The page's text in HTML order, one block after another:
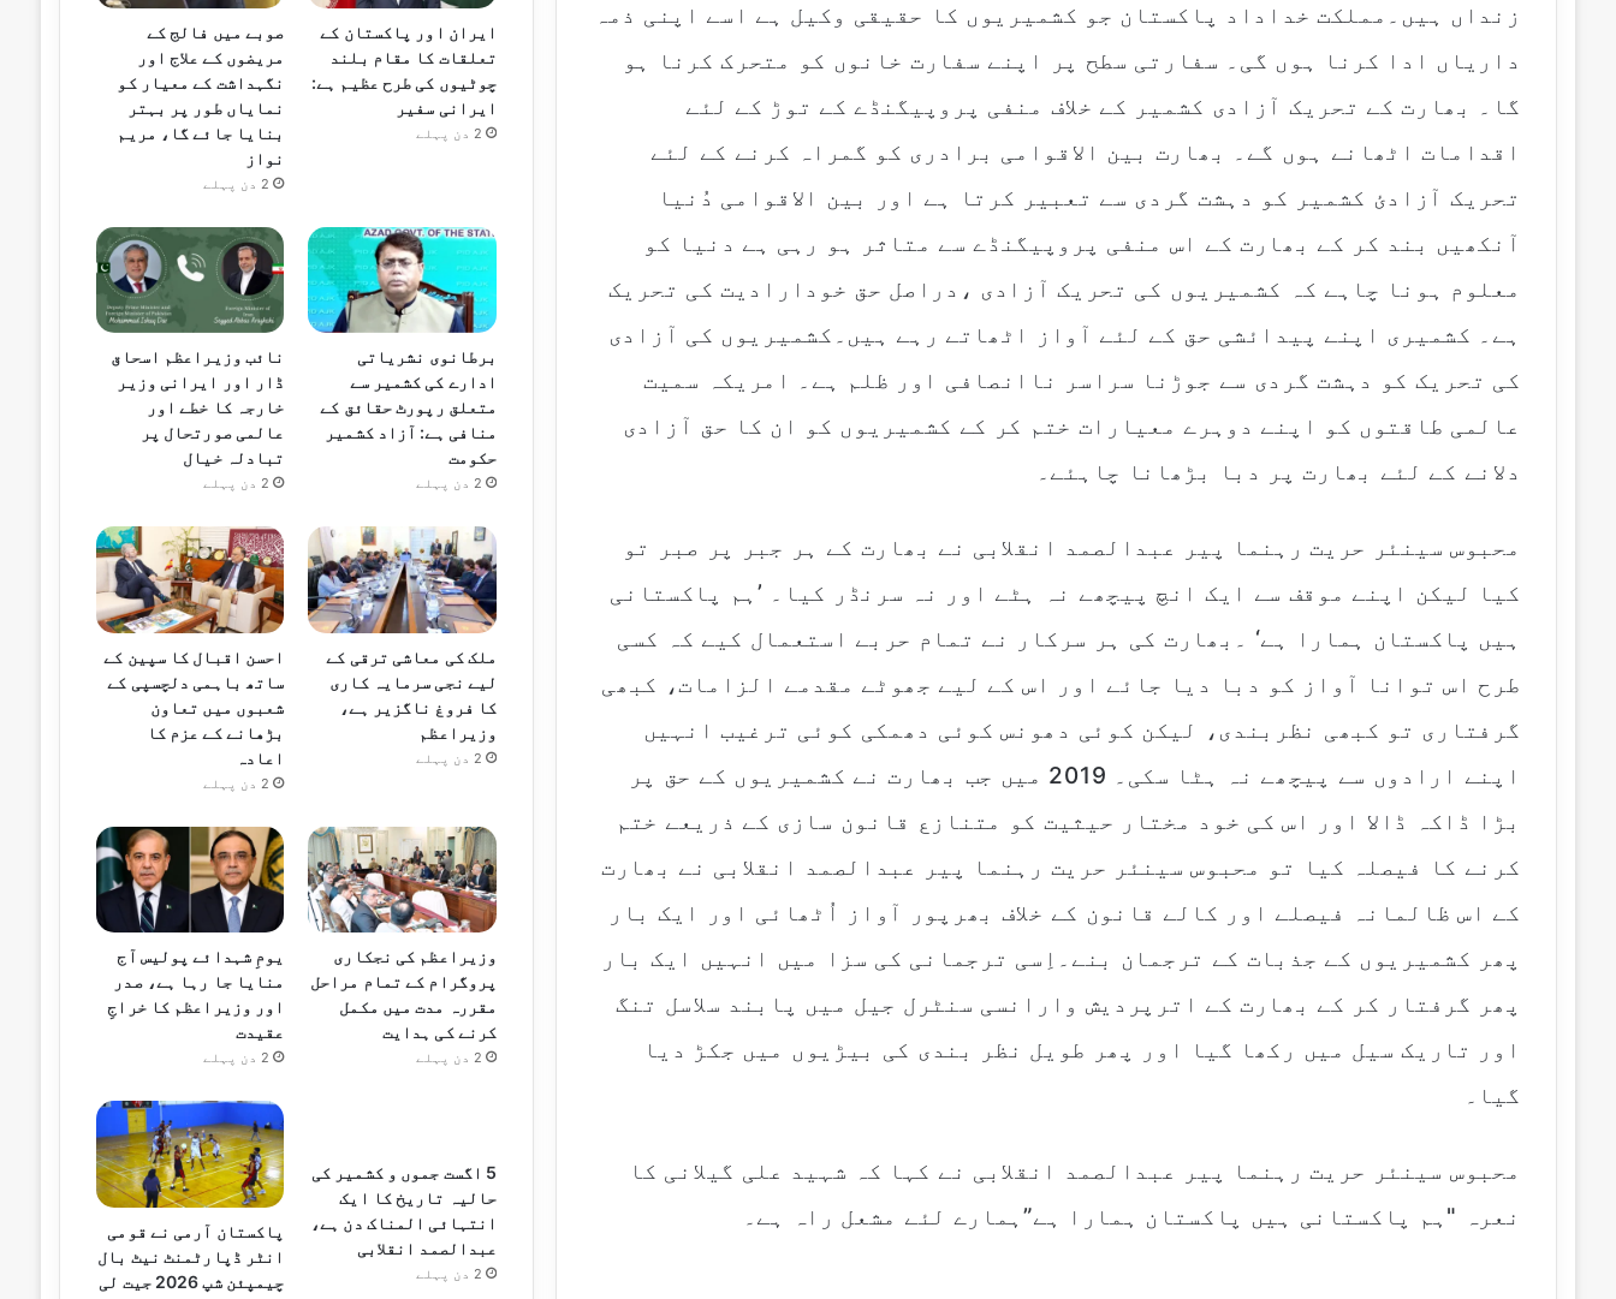
زنداں ہیں۔مملکت خداداد پاکستان جو کشمیریوں کا حقیقی وکیل ہے اسے اپنی ذمہ
داریاں ادا کرنا ہوں گی۔ سفارتی سطح پر اپنے سفارت خانوں کو متحرک کرنا ہو
گا۔ بھارت کے تحریک آزادی کشمیر کے خلاف منفی پروپیگنڈے کے توڑ کے لئے
اقدامات اٹھانے ہوں گے۔ بھارت بین الاقوامی برادری کو گمراہ کرنے کے لئے
تحریک آزادئ کشمیر کو دہشت گردی سے تعبیر کرتا ہے اور بین الاقوامی دُنیا
آنکھیں بند کر کے بھارت کے اس منفی پروپیگنڈے سے متاثر ہو رہی ہے دنیا کو
معلوم ہونا چاہے کہ کشمیریوں کی تحریک آزادی ،دراصل حق خودارادیت کی تحریک
ہے۔ کشمیری اپنے پیدائشی حق کے لئے آواز اٹھاتے رہے ہیں۔کشمیریوں کی آزادی
کی تحریک کو دہشت گردی سے جوڑنا سراسر ناانصافی اور ظلم ہے۔ امریکہ سمیت
عالمی طاقتوں کو اپنے دوہرے معیارات ختم کر کے کشمیریوں کو ان کا حق آزادی
دلانے کے لئے بھارت پر دبا بڑھانا چاہئے۔
محبوس سینئر حریت رہنما پیر عبدالصمد انقلابی نے بھارت کے ہر جبر پر صبر تو
کیا لیکن اپنے موقف سے ایک انچ پیچھے نہ ہٹے اور نہ سرنڈر کیا۔ ’ہم پاکستانی
ہیں پاکستان ہمارا ہے‘ ۔بھارت کی ہر سرکار نے تمام حربے استعمال کیے کہ کسی
طرح اس توانا آواز کو دبا دیا جائے اور اس کے لیے جھوٹے مقدمے الزامات، کبھی
گرفتاری تو کبھی نظربندی، لیکن کوئی دھونس کوئی دھمکی کوئی ترغیب انہیں
اپنے ارادوں سے پیچھے نہ ہٹا سکی۔ 2019 میں جب بھارت نے کشمیریوں کے حق پر
بڑا ڈاکہ ڈالا اور اس کی خود مختار حیثیت کو متنازع قانون سازی کے ذریعے ختم
کرنے کا فیصلہ کیا تو محبوس سینئر حریت رہنما پیر عبدالصمد انقلابی نے بھارت
کے اس ظالمانہ فیصلے اور کالے قانون کے خلاف بھرپور آواز اُٹھائی اور ایک بار
پھر کشمیریوں کے جذبات کے ترجمان بنے۔اِسی ترجمانی کی سزا میں انہیں ایک بار
پھر گرفتار کر کے بھارت کے اترپردیش وارانسی سنٹرل جیل میں پابند سلاسل تنگ
اور تاریک سیل میں رکھا گیا اور پھر طویل نظر بندی کی بیڑیوں میں جکڑ دیا
گیا۔
محبوس سینئر حریت رہنما پیر عبدالصمد انقلابی نے کہا کہ شہید علی گیلانی کا
نعرہ "ہم پاکستانی ہیں پاکستان ہمارا ہے”ہمارے لئے مشعل راہ ہے۔
ایران اور پاکستان کے
تعلقات کا مقام بلند
چوٹیوں کی طرح عظیم ہے:
ایرانی سفیر
2 دن پہلے
صوبے میں فالج کے
مریضوں کے علاج اور
نگہداشت کے معیار کو
نمایاں طور پر بہتر
بنایا جائے گا، مریم
نواز
2 دن پہلے
برطانوی نشریاتی
ادارے کی کشمیر سے
متعلق رپورٹ حقائق کے
منافی ہے: آزاد کشمیر
حکومت
2 دن پہلے
نائب وزیراعظم اسحاق
ڈار اور ایرانی وزیر
خارجہ کا خطے اور
عالمی صورتحال پر
تبادلہ خیال
2 دن پہلے
ملک کی معاشی ترقی کے
لیے نجی سرمایہ کاری
کا فروغ ناگزیر ہے،
وزیراعظم
2 دن پہلے
احسن اقبال کا سپین کے
ساتھ باہمی دلچسپی کے
شعبوں میں تعاون
بڑھانے کے عزم کا
اعادہ
2 دن پہلے
وزیراعظم کی نجکاری
پروگرام کے تمام مراحل
مقررہ مدت میں مکمل
کرنے کی ہدایت
2 دن پہلے
یومِ شہدائے پولیس آج
منایا جا رہا ہے، صدر
اور وزیراعظم کا خراجِ
عقیدت
2 دن پہلے
5 اگست جموں و کشمیر کی
حالیہ تاریخ کا ایک
انتہائی المناک دن ہے،
عبدالصمد انقلابی
2 دن پہلے
پاکستان آرمی نے قومی
انٹر ڈپارٹمنٹ نیٹ بال
چیمپئن شپ 2026 جیت لی